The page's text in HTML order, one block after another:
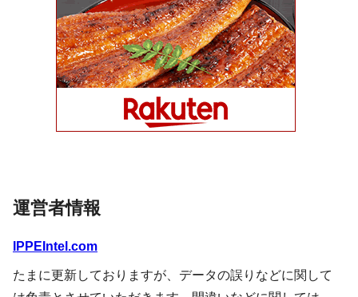
運営者情報
IPPEIntel.com
たまに更新しておりますが、データの誤りなどに関して